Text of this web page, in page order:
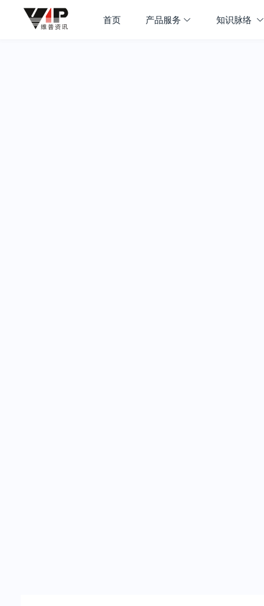
首页 产品服务 知识脉络